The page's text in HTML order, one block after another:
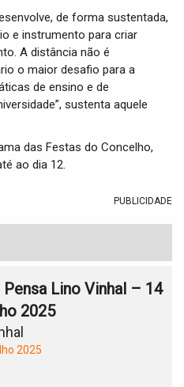
de forma sustentada,
e instrumento para criar
A distância não é
o maior desafio para a
de ensino e de
sustenta aquele
das Festas do Concelho,
ao dia 12.
PUBLICIDADE
Lino Vinhal – 14
2025
2025